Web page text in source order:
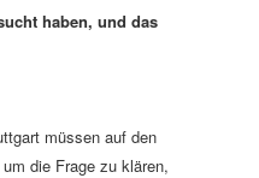
haben, und das
müssen auf den
die Frage zu klären,